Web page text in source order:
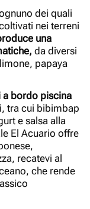
dei quali
​​nei terreni
una
da diversi
papaya
a bordo piscina
tra cui bibimbap
e salsa alla
El Acuario offre
recatevi al
che rende